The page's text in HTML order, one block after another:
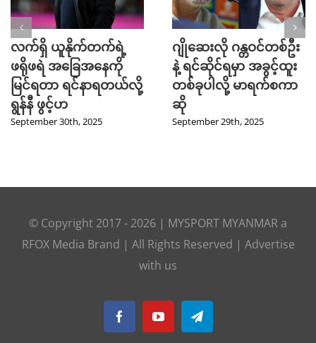
လက်ရှိ ယူနိုက်တက်ရဲ့
ဖရိုဖရဲ အခြေအနေကို
မြင်ရတာ ရင်နာရတယ်လို့
ရွန်နီ ဖွင့်ဟ
September 30th, 2025
ဂျိုဆေးလို ဂန္တဝင်တစ်ဦး
နဲ့ ရင်ဆိုင်ရမှာ အခွင့်ထူး
တစ်ခုပါလို့ မာရက်စကာ
ဆို
September 29th, 2025
© Copyright 2017 - 2026 | MYSPORT MYANMAR a
RFOX Media Brand | All Rights Reserved | Advertise
with us
FacebookYouTubeTelegram